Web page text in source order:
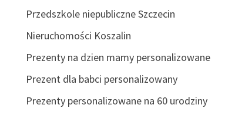
Przedszkole niepubliczne Szczecin
Nieruchomości Koszalin
Prezenty na dzien mamy personalizowane
Prezent dla babci personalizowany
Prezenty personalizowane na 60 urodziny